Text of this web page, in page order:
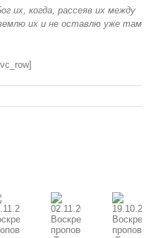
их, когда, рассеяв их между
их и не оставлю уже там
02.11.2025
19.10.2025